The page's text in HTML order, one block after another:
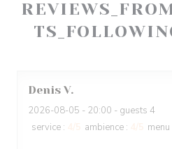
Denis V
2026-08-05 - 20:00 - guests 4
service : ambience : menu